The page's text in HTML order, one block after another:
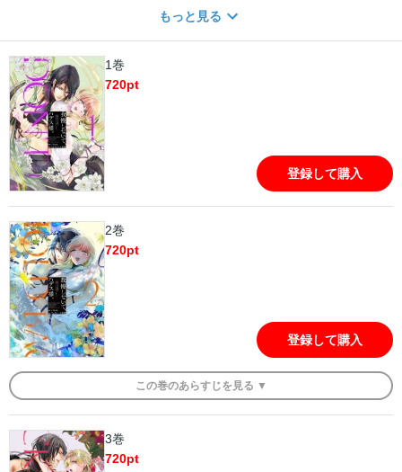
の生を謳歌していた。 新米女神ペルセポネは大地に命を芽吹かせる
られることに。 悲しみに嘆くペルセポネだがハデスの励ましに心を
動かされ、寡黙だが穏やかで優しい一面に惹かれていく…。 そんな
中、神界の陰謀に巻き込まれていたハデスを救うため、自らの身を
差し出すことを決めるペルセポネ。 神界で唯一無二の純愛を貫く、
ふたりの神様の恋のおはなし。 ※本書には電子配信中の「我慢しな
いで、ハデス様。 ～冷酷な冥王の純愛は底知れないほど深くて、重
い～」（1）～（6）が収録されています。
もっと見る
1巻
720pt
登録して購入
2巻
720pt
登録して購入
この巻のあらすじを 見る ▼
3巻
720pt